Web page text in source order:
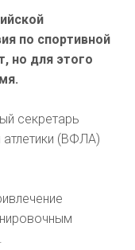
по спортивной
но для этого
секретарь
(ВФЛА)